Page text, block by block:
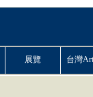
展覽 台灣